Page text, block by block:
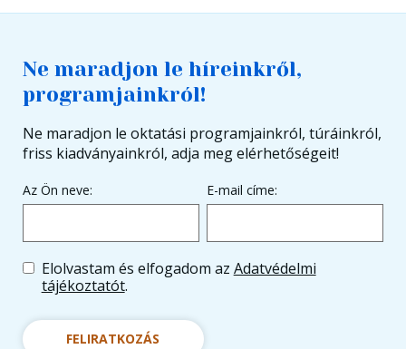
Ne maradjon le híreinkről,
programjainkról!
Ne maradjon le oktatási programjainkról, túráinkról,
friss kiadványainkról, adja meg elérhetőségeit!
Az Ön neve: E-mail címe:
Elolvastam és elfogadom az Adatvédelmi
tájékoztatót.
FELIRATKOZÁS